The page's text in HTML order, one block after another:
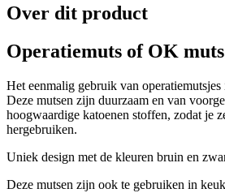
Over dit product
Operatiemuts of OK
Het eenmalig gebruik van
Deze mutsen zijn duurzaam en van
hoogwaardige katoenen stoffen, zodat je
hergebruiken.
Uniek design met de kleuren bruin en
Deze mutsen zijn ook te gebruiken in